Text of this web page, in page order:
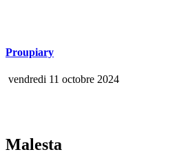
Proupiary
vendredi 11 octobre 2024
Malesta